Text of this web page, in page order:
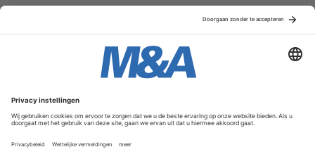
Service & Contact
Contact
FAQ